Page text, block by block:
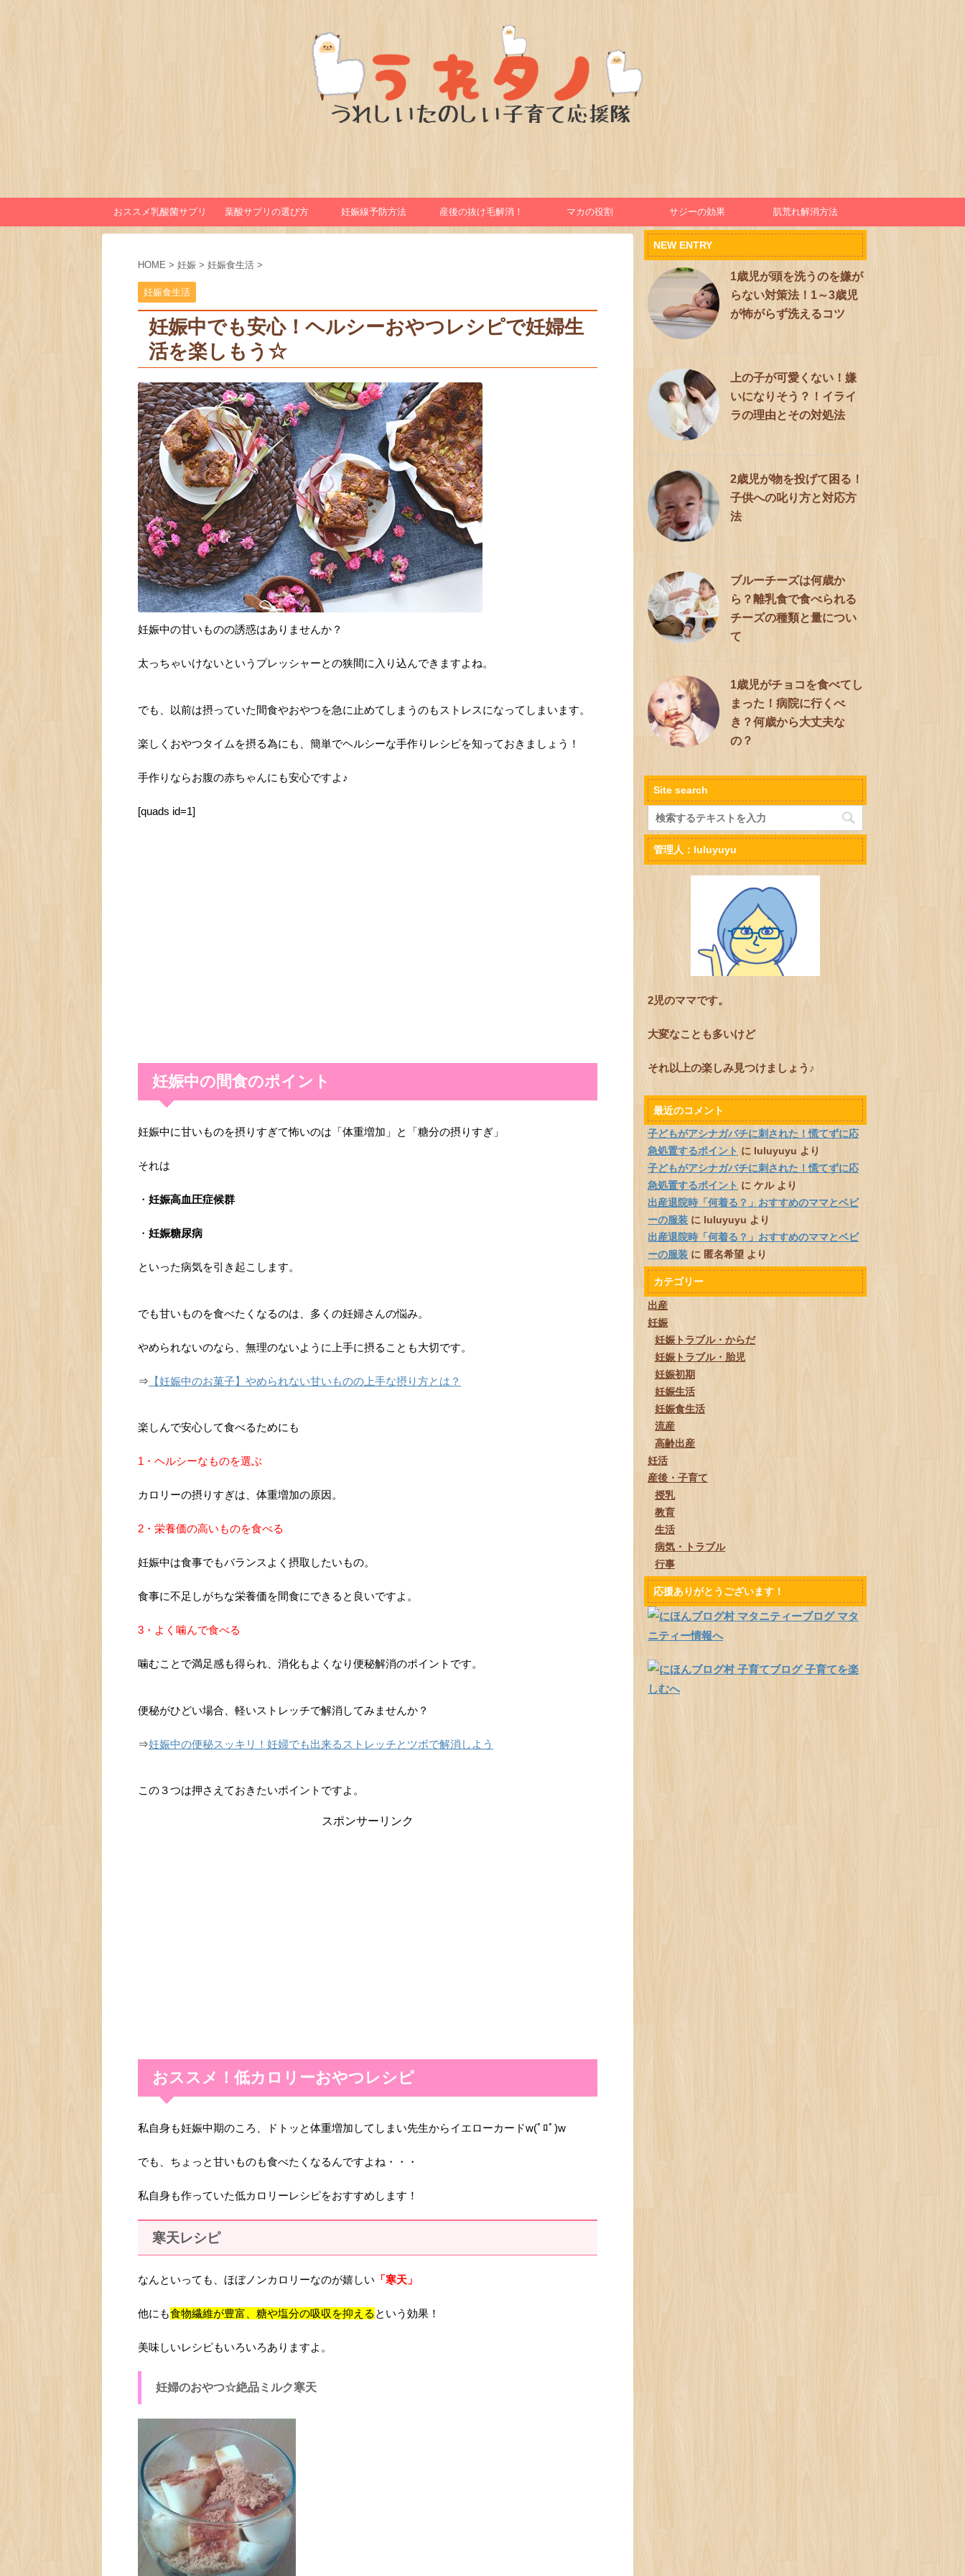
おススメ乳酸菌サプリ 葉酸サプリの選び方 妊娠線予防方法 産後の抜け毛解消！ マカの役割 サジーの効果 肌荒れ解消方法
HOME > 妊娠 > 妊娠食生活 >
妊娠食生活
妊娠中でも安心！ヘルシーおやつレシピで妊婦生
活を楽しもう☆
妊娠中の甘いものの誘惑はありませんか？
太っちゃいけないというプレッシャーとの狭間に入り込んできますよね。
でも、以前は摂っていた間食やおやつを急に止めてしまうのもストレスになってしまいます。
楽しくおやつタイムを摂る為にも、簡単でヘルシーな手作りレシピを知っておきましょう！
手作りならお腹の赤ちゃんにも安心ですよ♪
[quads id=1]
妊娠中の間食のポイント
妊娠中に甘いものを摂りすぎて怖いのは「体重増加」と「糖分の摂りすぎ」
それは
・ 妊娠高血圧症候群
・ 妊娠糖尿病
といった病気を引き起こします。
でも甘いものを食べたくなるのは、多くの妊婦さんの悩み。
やめられないのなら、無理のないように上手に摂ることも大切です。
⇒ 【妊娠中のお菓子】やめられない甘いものの上手な摂り方とは？
楽しんで安心して食べるためにも
1・ヘルシーなものを選ぶ
カロリーの摂りすぎは、体重増加の原因。
2・栄養価の高いものを食べる
妊娠中は食事でもバランスよく摂取したいもの。
食事に不足しがちな栄養価を間食にできると良いですよ。
3・よく噛んで食べる
噛むことで満足感も得られ、消化もよくなり便秘解消のポイントです。
便秘がひどい場合、軽いストレッチで解消してみませんか？
⇒妊娠中の便秘スッキリ！妊婦でも出来るストレッチとツボで解消しよう
この３つは押さえておきたいポイントですよ。
スポンサーリンク
おススメ！低カロリーおやつレシピ
私自身も妊娠中期のころ、ドトッと体重増加してしまい先生からイエローカードw(ﾟﾛﾟ)w
でも、ちょっと甘いものも食べたくなるんですよね・・・
私自身も作っていた低カロリーレシピをおすすめします！
寒天レシピ
なんといっても、ほぼノンカロリーなのが嬉しい 「寒天」
他にも食物繊維が豊富、糖や塩分の吸収を抑える という効果！
美味しいレシピもいろいろありますよ。
妊婦のおやつ☆絶品ミルク寒天
NEW ENTRY
1歳児が頭を洗うのを嫌が
らない対策法！1～3歳児
が怖がらず洗えるコツ
上の子が可愛くない！嫌
いになりそう？！イライ
ラの理由とその対処法
2歳児が物を投げて困る！
子供への叱り方と対応方
法
ブルーチーズは何歳か
ら？離乳食で食べられる
チーズの種類と量につい
て
1歳児がチョコを食べてし
まった！病院に行くべ
き？何歳から大丈夫な
の？
Site search
管理人：luluyuyu
2児のママです。
大変なことも多いけど
それ以上の楽しみ見つけましょう♪
最近のコメント
子どもがアシナガバチに刺された！慌てずに応
急処置するポイント に luluyuyu より
子どもがアシナガバチに刺された！慌てずに応
急処置するポイント に ケルより
出産退院時「何着る？」おすすめのママとベビ
ーの服装 に luluyuyu より
出産退院時「何着る？」おすすめのママとベビ
ーの服装 に 匿名希望 より
カテゴリー
出産
妊娠
妊娠トラブル・からだ
妊娠トラブル・胎児
妊娠初期
妊娠生活
妊娠食生活
流産
高齢出産
妊活
産後・子育て
授乳
教育
生活
病気・トラブル
行事
応援ありがとうございます！